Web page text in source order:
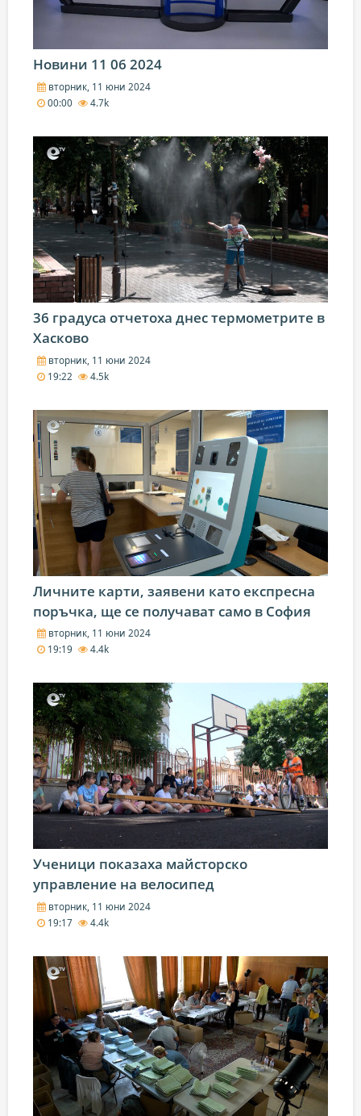
Новини 11 06 2024
вторник, 11 юни 2024
00:00
4.7k
36 градуса отчетоха днес термометрите в
Хасково
вторник, 11 юни 2024
19:22
4.5k
Личните карти, заявени като експресна
поръчка, ще се получават само в София
вторник, 11 юни 2024
19:19
4.4k
Ученици показаха майсторско
управление на велосипед
вторник, 11 юни 2024
19:17
4.4k